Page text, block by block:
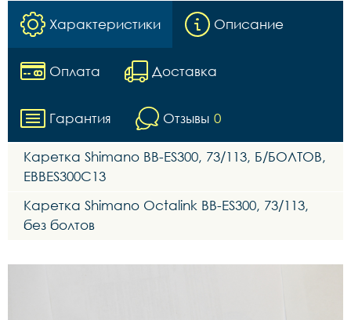
Характеристики Описание
Оплата Доставка
Гарантия Отзывы 0
Каретка Shimano BB-ES300, 73/113, Б/БОЛТОВ,
EBBES300C13
Каретка Shimano Octalink BB-ES300, 73/113,
без болтов